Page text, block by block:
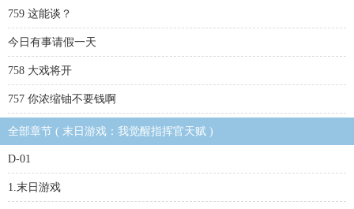
759 这能谈？
今日有事请假一天
758 大戏将开
757 你浓缩铀不要钱啊
全部章节 ( 末日游戏：我觉醒指挥官天赋 )
D-01
1.末日游戏